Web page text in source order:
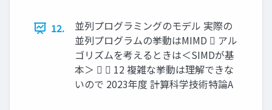
12.
並列プログラミングのモデル 実際の
並列プログラムの挙動はMIMD  アル
ゴリズムを考えるときは＜SIMDが基
本＞   12 複雑な挙動は理解できな
いので 2023年度 計算科学技術特論A